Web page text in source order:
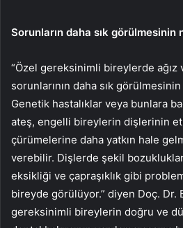
Sorunların daha sık görülmesinin
“Özel gereksinimli bireylerde ağız
sorunlarının daha sık
Genetik hastalıklar veya bunlara
ateş, engelli bireylerin dişlerinin
çürümelerine daha yatkın hale
verebilir. Dişlerde şekil
eksikliği ve çapraşıklık gibi
bireyde görülüyor.” diyen Doç. Dr.
gereksinimli bireylerin doğru ve